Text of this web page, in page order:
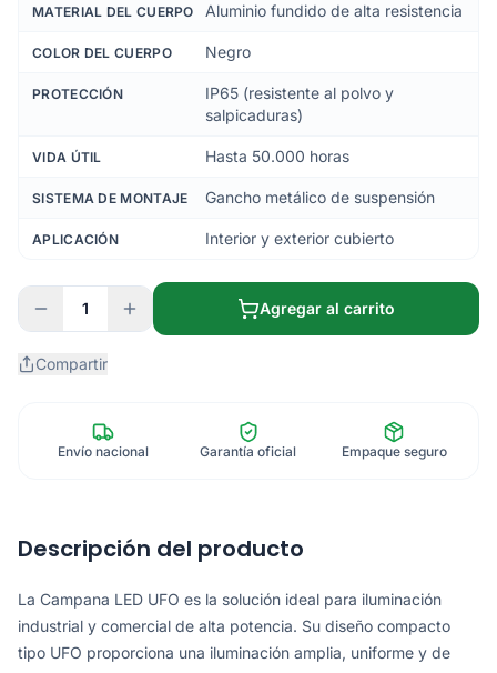
MATERIAL DEL CUERPO Aluminio fundido de alta resistencia
COLOR DEL CUERPO Negro
PROTECCIÓN
IP65 (resistente al polvo y
salpicaduras)
VIDA ÚTIL Hasta 50.000 horas
SISTEMA DE MONTAJE Gancho metálico de suspensión
APLICACIÓN Interior y exterior cubierto
1 Agregar al carrito
Compartir
Envío nacional Garantía oficial Empaque seguro
Descripción del producto
La Campana LED UFO es la solución ideal para iluminación
industrial y comercial de alta potencia. Su diseño compacto
tipo UFO proporciona una iluminación amplia, uniforme y de